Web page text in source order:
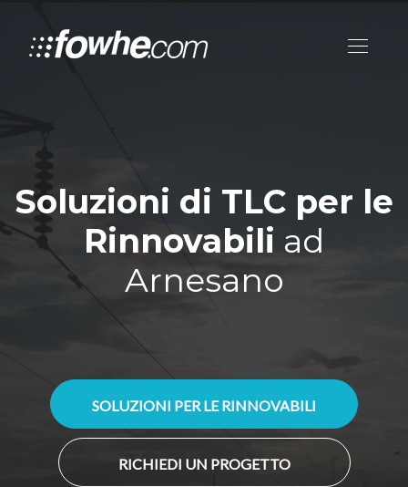
Soluzioni di TLC per le
Rinnovabili ad
Arnesano
SOLUZIONI PER LE RINNOVABILI
RICHIEDI UN PROGETTO